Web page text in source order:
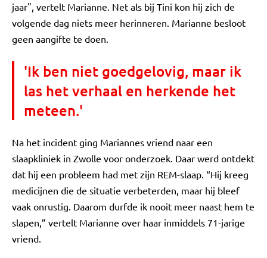
jaar", vertelt Marianne. Net als bij Tini kon hij zich de
volgende dag niets meer herinneren. Marianne besloot
geen aangifte te doen.
'Ik ben niet goedgelovig, maar ik
las het verhaal en herkende het
meteen.'
Na het incident ging Mariannes vriend naar een
slaapkliniek in Zwolle voor onderzoek. Daar werd ontdekt
dat hij een probleem had met zijn REM-slaap. “Hij kreeg
medicijnen die de situatie verbeterden, maar hij bleef
vaak onrustig. Daarom durfde ik nooit meer naast hem te
slapen,” vertelt Marianne over haar inmiddels 71-jarige
vriend.